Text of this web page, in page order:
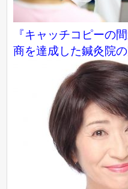
『キャッチコピーの
商を達成した鍼灸院の